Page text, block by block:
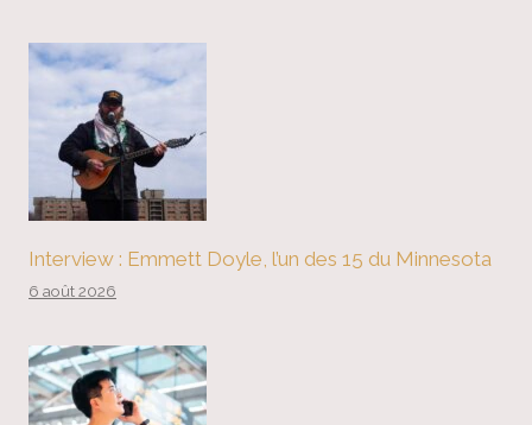
Interview : Emmett Doyle, l’un des 15 du Minnesota
6 août 2026